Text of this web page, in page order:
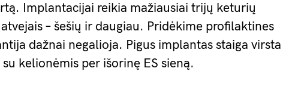
Implantacijai reikia mažiausiai trijų keturių
– šešių ir daugiau. Pridėkime profilaktines
dažnai negalioja. Pigus implantas staiga virsta
kelionėmis per išorinę ES sieną.